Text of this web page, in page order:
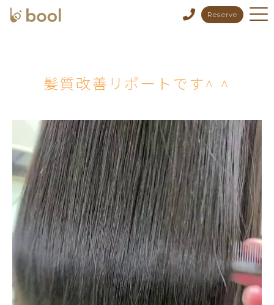
Reserve
髪質改善リポートです^ ^